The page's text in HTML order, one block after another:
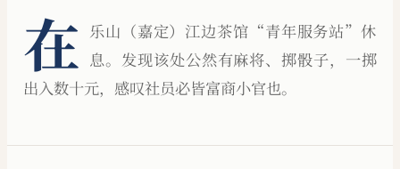
在 乐山（嘉定）江边茶馆“青年服务站”休
息。发现该处公然有麻将、掷骰子，一掷
出入数十元，感叹社员必皆富商小官也。